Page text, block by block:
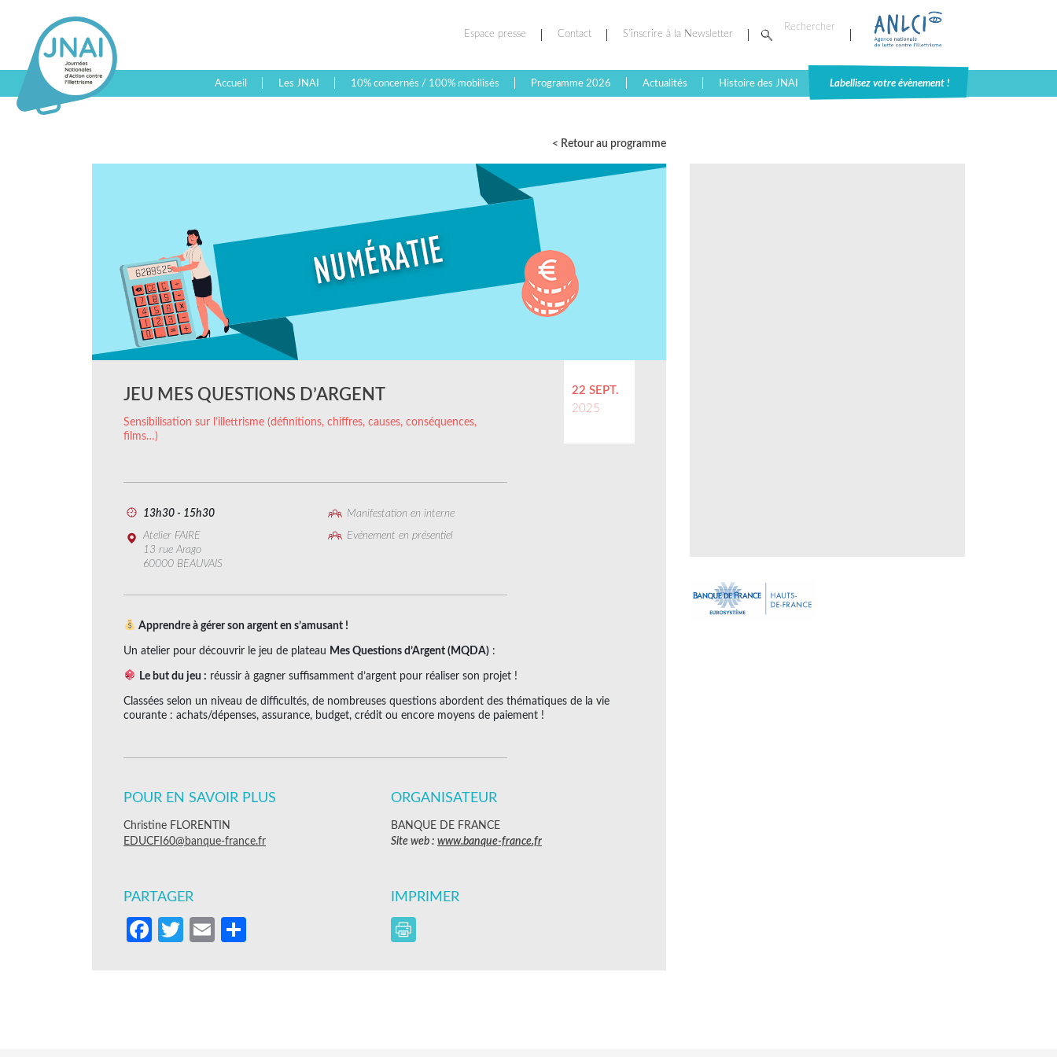
Espace presse Contact S’inscrire à la Newsletter
Accueil Les JNAI 10% concernés / 100% mobilisés Programme 2026 Actualités Histoire des JNAI Labellisez votre évènement !
< Retour au programme
22 SEPT.
2025
JEU MES QUESTIONS D’ARGENT
Sensibilisation sur l’illettrisme (définitions, chiffres, causes, conséquences,
films…)
13h30 - 15h30
Manifestation en interne
Atelier FAIRE
13 rue Arago
60000 BEAUVAIS
Evénement en présentiel
Apprendre à gérer son argent en s’amusant !
Un atelier pour découvrir le jeu de plateau Mes Questions d’Argent (MQDA) :
Le but du jeu : réussir à gagner suffisamment d’argent pour réaliser son projet !
Classées selon un niveau de difficultés, de nombreuses questions abordent des thématiques de la vie
courante : achats/dépenses, assurance, budget, crédit ou encore moyens de paiement !
POUR EN SAVOIR PLUS
Christine FLORENTIN
EDUCFI60@banque-france.fr
ORGANISATEUR
BANQUE DE FRANCE
Site web : www.banque-france.fr
PARTAGER
Facebook
Twitter
Email
IMPRIMER